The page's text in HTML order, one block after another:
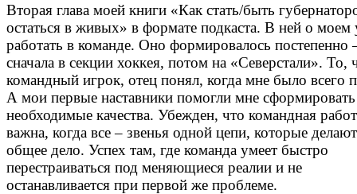
Вторая глава моей книги «Как стать/быть
остаться в живых» в формате подкаста. В ней о моем
работать в команде. Оно формировалось постепенно
сначала в секции хоккея, потом на «Северстали». То,
командный игрок, отец понял, когда мне было всего
А мои первые наставники помогли мне сформировать
необходимые качества. Убежден, что командная
важна, когда все – звенья одной цепи, которые
общее дело. Успех там, где команда умеет быстро
перестраиваться под меняющиеся реалии и не
останавливается при первой же проблеме.